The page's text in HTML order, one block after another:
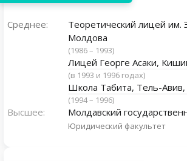
Среднее:
Теоретический лицей им.
Молдова
(1986 – 1993)
Лицей Георге Асаки,
(в 1993 и 1996 годах)
Школа Табита, Тель-
(1994 – 1996)
Высшее: Молдавский
Юридический факультет